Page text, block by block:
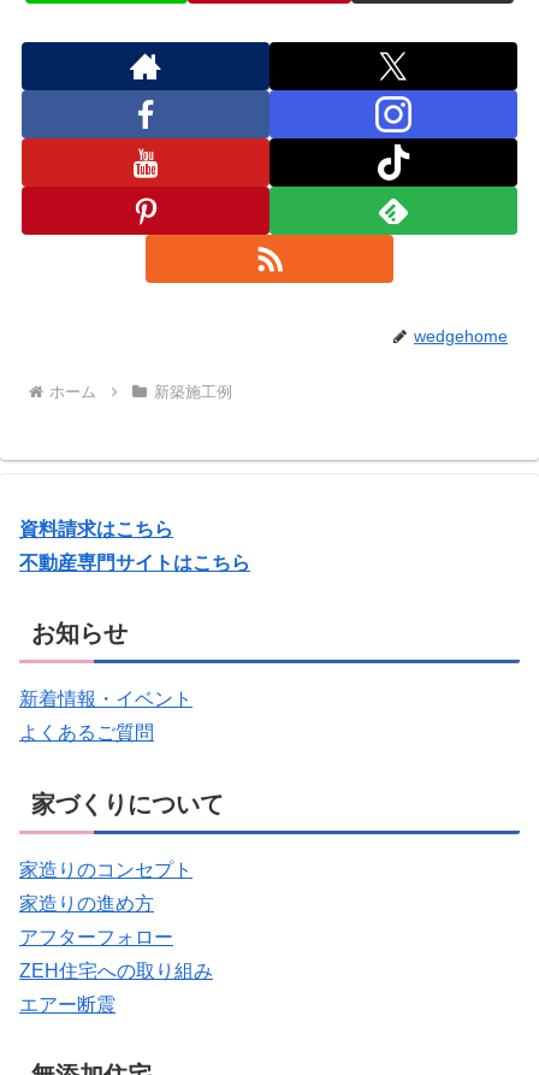
wedgehome
ホーム 新築施工例
資料請求はこちら
不動産専門サイトはこちら
お知らせ
新着情報・イベント
よくあるご質問
家づくりについて
家造りのコンセプト
家造りの進め方
アフターフォロー
ZEH住宅への取り組み
エアー断震